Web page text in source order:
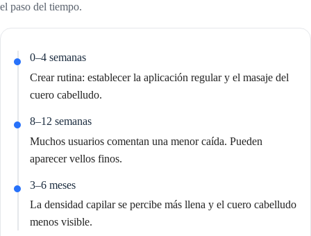
el paso del tiempo.
0–4 semanas
Crear rutina: establecer la aplicación regular y el masaje del
cuero cabelludo.
8–12 semanas
Muchos usuarios comentan una menor caída. Pueden
aparecer vellos finos.
3–6 meses
La densidad capilar se percibe más llena y el cuero cabelludo
menos visible.